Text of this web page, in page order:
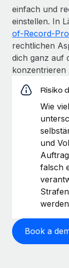
einfach und
einstellen. In
of-Record-
rechtlichen
dich ganz auf
konzentrieren
Risiko
Wie
und
falsch
Book a